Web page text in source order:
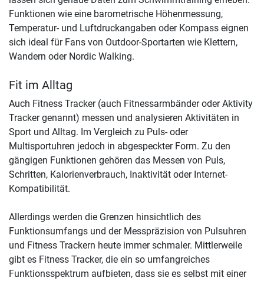
Funktionen wie eine barometrische Höhenmessung,
Temperatur- und Luftdruckangaben oder Kompass eignen
sich ideal für Fans von Outdoor-Sportarten wie Klettern,
Wandern oder Nordic Walking.
Fit im Alltag
Auch Fitness Tracker (auch Fitnessarmbänder oder Aktivity
Tracker genannt) messen und analysieren Aktivitäten in
Sport und Alltag. Im Vergleich zu Puls- oder
Multisportuhren jedoch in abgespeckter Form. Zu den
gängigen Funktionen gehören das Messen von Puls,
Schritten, Kalorienverbrauch, Inaktivität oder Internet-
Kompatibilität.
Allerdings werden die Grenzen hinsichtlich des
Funktionsumfangs und der Messpräzision von Pulsuhren
und Fitness Trackern heute immer schmaler. Mittlerweile
gibt es Fitness Tracker, die ein so umfangreiches
Funktionsspektrum aufbieten, dass sie es selbst mit einer